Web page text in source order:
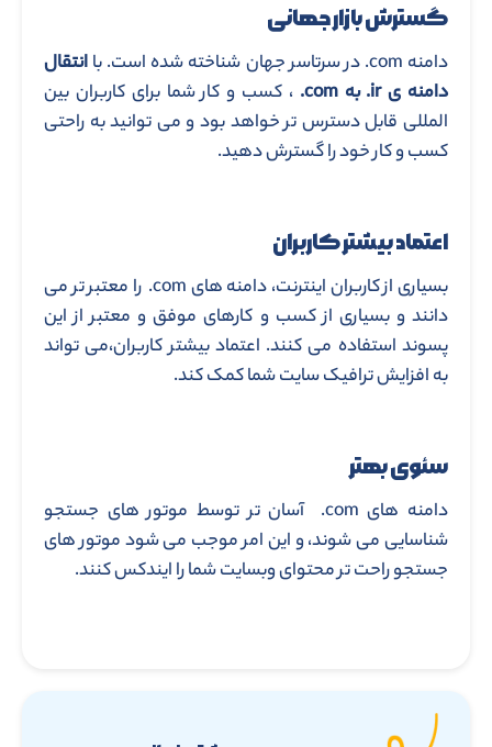
گسترش بازار جهانی
دامنه com. در سرتاسر جهان شناخته شده است. با
انتقال
دامنه ی ir.
به com.
، کسب و کار شما برای کاربران بین
المللی قابل دسترس تر خواهد بود و می توانید به راحتی
کسب و کار خود را گسترش دهید.
اعتماد بیشتر کاربران
بسیاری از کاربران اینترنت، دامنه های com. را معتبر تر می
دانند و بسیاری از کسب و کارهای موفق و معتبر از این
پسوند استفاده می کنند. اعتماد بیشتر کاربران،می تواند
به افزایش ترافیک سایت شما کمک کند.
سئوی بهتر
دامنه های com. آسان تر توسط موتور های جستجو
شناسایی می شوند، و این امر موجب می شود موتور های
جستجو راحت تر محتوای وبسایت شما را ایندکس کنند.